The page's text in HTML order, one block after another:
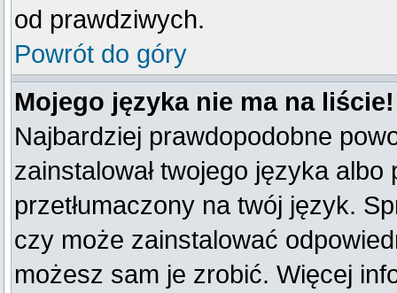
od prawdziwych.
Powrót do góry
Mojego języka nie ma na liście!
Najbardziej prawdopodobne
zainstalował twojego języka
przetłumaczony na twój język.
czy może zainstalować
możesz sam je zrobić. Więcej